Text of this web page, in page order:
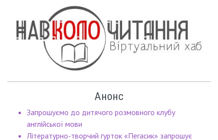
Анонс
Запрошуємо до дитячого розмовного клубу
англійської мови
Літературно-творчий гурток «Пегасик» запрошує